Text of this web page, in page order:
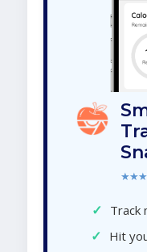
✓ Track
✓ Hit